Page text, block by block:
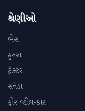
શ્રેણીઓ
ભેંસ
કુતરા
ટ્રેક્ટર
સનેડા
ફોર વ્હીલ-કાર